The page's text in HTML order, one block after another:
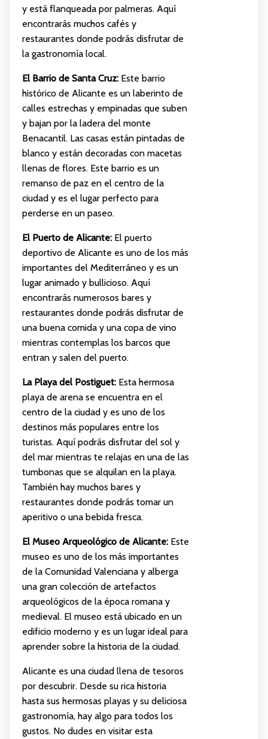
y está flanqueada por palmeras. Aquí
encontrarás muchos cafés y
restaurantes donde podrás disfrutar de
la gastronomía local.
El Barrio de Santa Cruz:Este barrio
histórico de Alicante es un laberinto de
calles estrechas y empinadas que suben
y bajan por la ladera del monte
Benacantil. Las casas están pintadas de
blanco y están decoradas con macetas
llenas de flores. Este barrio es un
remanso de paz en el centro de la
ciudad y es el lugar perfecto para
perderse en un paseo.
El Puerto de Alicante:El puerto
deportivo de Alicante es uno de los más
importantes del Mediterráneo y es un
lugar animado y bullicioso. Aquí
encontrarás numerosos bares y
restaurantes donde podrás disfrutar de
una buena comida y una copa de vino
mientras contemplas los barcos que
entran y salen del puerto.
La Playa del Postiguet:Esta hermosa
playa de arena se encuentra en el
centro de la ciudad y es uno de los
destinos más populares entre los
turistas. Aquí podrás disfrutar del sol y
del mar mientras te relajas en una de las
tumbonas que se alquilan en la playa.
También hay muchos bares y
restaurantes donde podrás tomar un
aperitivo o una bebida fresca.
El Museo Arqueológico de Alicante:Este
museo es uno de los más importantes
de la Comunidad Valenciana y alberga
una gran colección de artefactos
arqueológicos de la época romana y
medieval. El museo está ubicado en un
edificio moderno y es un lugar ideal para
aprender sobre la historia de la ciudad.
Alicante es una ciudad llena de tesoros
por descubrir. Desde su rica historia
hasta sus hermosas playas y su deliciosa
gastronomía, hay algo para todos los
gustos. No dudes en visitar esta